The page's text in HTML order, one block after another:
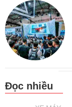
Đọc nhiều